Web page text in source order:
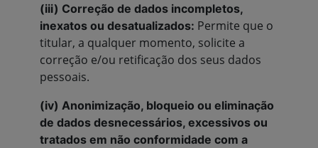
(iii) Correção de dados incompletos,
inexatos ou desatualizados: Permite que o
titular, a qualquer momento, solicite a
correção e/ou retificação dos seus dados
pessoais.
(iv) Anonimização, bloqueio ou eliminação
de dados desnecessários, excessivos ou
tratados em não conformidade com a